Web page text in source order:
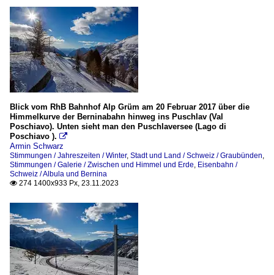
Zwischen und Himmel und Erde
Jahreszeiten
Winter
Blick vom RhB Bahnhof Alp Grüm am 20 Februar 2017 über die
Himmelkurve der Berninabahn hinweg ins Puschlav (Val
Poschiavo). Unten sieht man den Puschlaversee (Lago di
Poschiavo ). 
Armin Schwarz
Stimmungen / Jahreszeiten / Winter, Stadt und Land / Schweiz / Graubünden,
Stimmungen / Galerie / Zwischen und Himmel und Erde, Eisenbahn /
Schweiz / Albula und Bernina
 274 1400x933 Px, 23.11.2023